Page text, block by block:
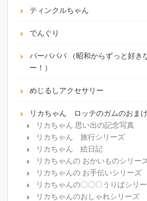
ティンクルちゃん
でんぐり
バーバパパ （昭和からずっと好き
ー！）
めじるしアクセサリー
リカちゃん ロッテのガムのおまけ
リカちゃん 思い出の記念写真
リカちゃん 旅行シリーズ
リカちゃん 絵日記
リカちゃんの おかいものシリー
リカちゃんの お手伝いシリーズ
リカちゃんの〇〇〇うりばシリ
リカちゃんのおしゃれシリーズ